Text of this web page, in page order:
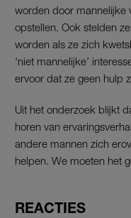
worden door mannelijke
opstellen. Ook stelden
worden als ze zich
‘niet mannelijke’
ervoor dat ze geen hulp
Uit het onderzoek blijkt
horen van
andere mannen zich
helpen. We moeten het
REACTIES